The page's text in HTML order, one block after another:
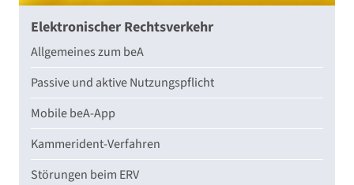
Elektronischer Rechtsverkehr
Allgemeines zum beA
Passive und aktive Nutzungspflicht
Mobile beA-App
Kammerident-Verfahren
Störungen beim ERV